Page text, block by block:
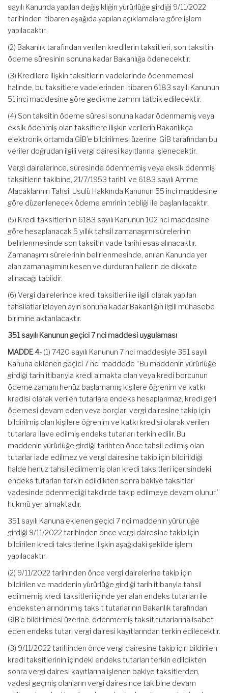
sayılı Kanunda yapılan değişikliğin yürürlüğe girdiği 9/11/2022
tarihinden itibaren aşağıda yapılan açıklamalara göre işlem
yapılacaktır.
(2) Bakanlık tarafından verilen kredilerin taksitleri, son taksitin
ödeme süresinin sonuna kadar Bakanlığa ödenecektir.
(3) Kredilere ilişkin taksitlerin vadelerinde ödenmemesi
halinde, bu taksitlere vadelerinden itibaren 6183 sayılı Kanunun
51 inci maddesine göre gecikme zammı tatbik edilecektir.
(4) Son taksitin ödeme süresi sonuna kadar ödenmemiş veya
eksik ödenmiş olan taksitlere ilişkin verilerin Bakanlıkça
elektronik ortamda GİB’e bildirilmesi üzerine, GİB tarafından bu
veriler doğrudan ilgili vergi dairesi kayıtlarına işlenecektir.
Vergi dairelerince, süresinde ödenmemiş veya eksik ödenmiş
taksitlerin takibine, 21/7/1953 tarihli ve 6183 sayılı Amme
Alacaklarının Tahsil Usulü Hakkında Kanunun 55 inci maddesine
göre düzenlenecek ödeme emrinin tebliği ile başlanılacaktır.
(5) Kredi taksitlerinin 6183 sayılı Kanunun 102 nci maddesine
göre hesaplanacak 5 yıllık tahsil zamanaşımı sürelerinin
belirlenmesinde son taksitin vade tarihi esas alınacaktır.
Zamanaşımı sürelerinin belirlenmesinde, anılan Kanunda yer
alan zamanaşımını kesen ve durduran hallerin de dikkate
alınacağı tabiidir.
(6) Vergi dairelerince kredi taksitleri ile ilgili olarak yapılan
tahsilatlar izleyen ayın sonuna kadar Bakanlığın ilgili muhasebe
birimine aktarılacaktır.
351 sayılı Kanunun geçici 7 nci maddesi uygulaması
MADDE 4- (1) 7420 sayılı Kanunun 7 nci maddesiyle 351 sayılı
Kanuna eklenen geçici 7 nci maddede “Bu maddenin yürürlüğe
girdiği tarih itibarıyla kredi almakta olan veya kredi borcunun
ödeme zamanı henüz başlamamış kişilere öğrenim ve katkı
kredisi olarak verilen tutarlara endeks hesaplanmaz, kredi geri
ödemesi devam eden veya borçları vergi dairesine takip için
bildirilmiş olan kişilere öğrenim ve katkı kredisi olarak verilen
tutarlara ilave edilmiş endeks tutarları terkin edilir. Bu
maddenin yürürlüğe girdiği tarihten önce tahsil edilmiş olan
tutarlar iade edilmez ve vergi dairesine takip için bildirildiği
halde henüz tahsil edilmemiş olan kredi taksitleri içerisindeki
endeks tutarları terkin edildikten sonra bakiye taksitler
vadesinde ödenmediği takdirde takip edilmeye devam olunur.”
hükmü yer almaktadır.
351 sayılı Kanuna eklenen geçici 7 nci maddenin yürürlüğe
girdiği 9/11/2022 tarihinden önce vergi dairesine takip için
bildirilen kredi taksitlerine ilişkin aşağıdaki şekilde işlem
yapılacaktır.
(2) 9/11/2022 tarihinden önce vergi dairelerine takip için
bildirilen ve maddenin yürürlüğe girdiği tarih itibarıyla tahsil
edilmemiş kredi taksitleri içinde yer alan endeks tutarları ile
endeksten arındırılmış taksit tutarlarının Bakanlık tarafından
GİB’e bildirilmesi üzerine, ödenmemiş taksit tutarlarına isabet
eden endeks tutarı vergi dairesi kayıtlarından terkin edilecektir.
(3) 9/11/2022 tarihinden önce vergi dairesine takip için bildirilen
kredi taksitlerinin içindeki endeks tutarları terkin edildikten
sonra vergi dairesi kayıtlarına işlenen bakiye taksitlerden,
vadesi geçmiş olanların vergi dairesince takibine devam